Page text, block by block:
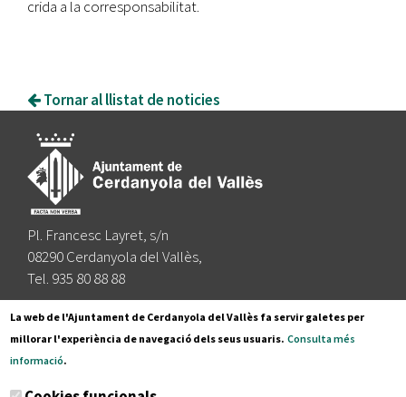
crida a la corresponsabilitat.
Tornar al llistat de noticies
Pl. Francesc Layret, s/n
08290 Cerdanyola del Vallès,
Tel. 935 80 88 88
Segueix-nos a:
La web de l'Ajuntament de Cerdanyola del Vallès fa servir galetes per
millorar l'experiència de navegació dels seus usuaris. Consulta més
informació.